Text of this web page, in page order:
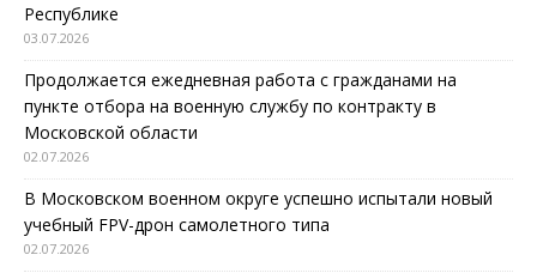
Республике
03.07.2026
Продолжается ежедневная работа с гражданами на
пункте отбора на военную службу по контракту в
Московской области
02.07.2026
В Московском военном округе успешно испытали новый
учебный FPV-дрон самолетного типа
02.07.2026